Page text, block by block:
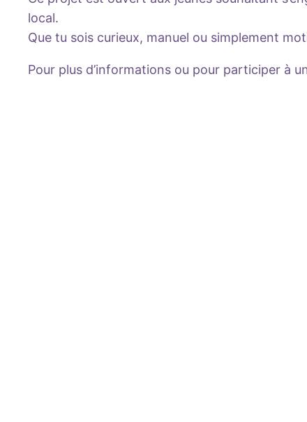
local.
Que tu sois curieux, manuel ou simplement
Pour plus d’informations ou pour participer à